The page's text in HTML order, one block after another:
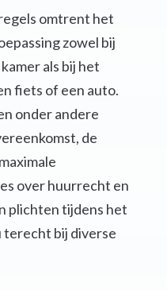
omtrent het
zowel bij
als bij het
fiets of een auto.
onder andere
de
over huurrecht en
plichten tijdens het
terecht bij diverse